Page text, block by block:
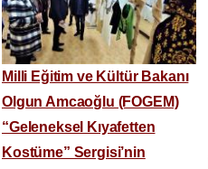
Milli Eğitim ve Kültür Bakanı
Olgun Amcaoğlu (FOGEM)
“Geleneksel Kıyafetten
Kostüme” Sergisi’nin